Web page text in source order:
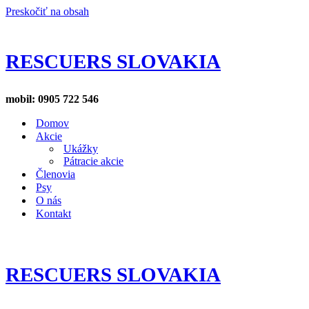
Preskočiť na obsah
RESCUERS SLOVAKIA
mobil: 0905 722 546
Domov
Akcie
Ukážky
Pátracie akcie
Členovia
Psy
O nás
Kontakt
RESCUERS SLOVAKIA